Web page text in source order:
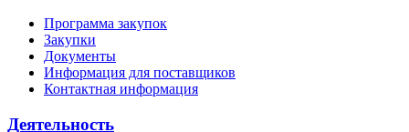
Программа закупок
Закупки
Документы
Информация для поставщиков
Контактная информация
Деятельность